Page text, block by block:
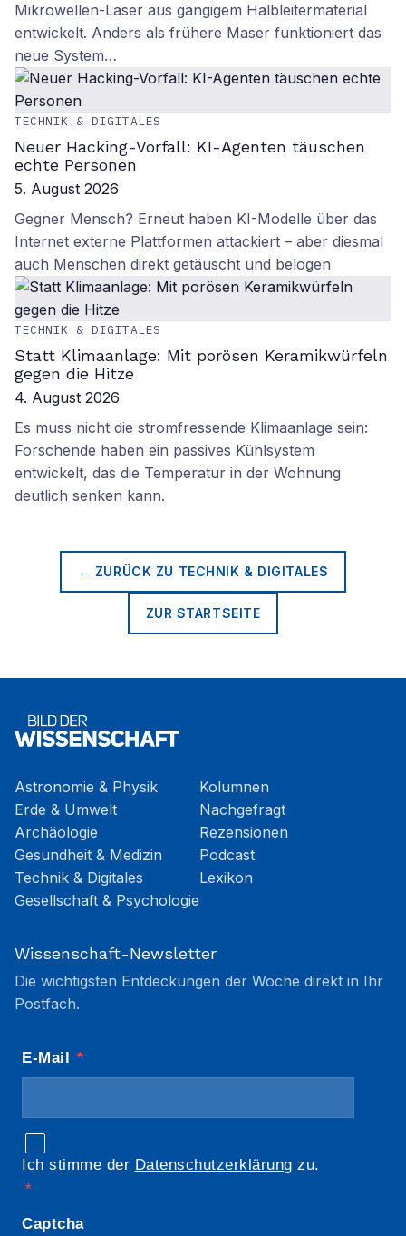
Mikrowellen-Laser aus gängigem Halbleitermaterial
entwickelt. Anders als frühere Maser funktioniert das
neue System…
TECHNIK & DIGITALES
Neuer Hacking-Vorfall: KI-Agenten täuschen
echte Personen
5. August 2026
Gegner Mensch? Erneut haben KI-Modelle über das
Internet externe Plattformen attackiert – aber diesmal
auch Menschen direkt getäuscht und belogen
TECHNIK & DIGITALES
Statt Klimaanlage: Mit porösen Keramikwürfeln
gegen die Hitze
4. August 2026
Es muss nicht die stromfressende Klimaanlage sein:
Forschende haben ein passives Kühlsystem
entwickelt, das die Temperatur in der Wohnung
deutlich senken kann.
← ZURÜCK ZU TECHNIK & DIGITALES
ZUR STARTSEITE
Astronomie & Physik
Erde & Umwelt
Archäologie
Gesundheit & Medizin
Technik & Digitales
Gesellschaft & Psychologie
Kolumnen
Nachgefragt
Rezensionen
Podcast
Lexikon
Wissenschaft-Newsletter
Die wichtigsten Entdeckungen der Woche direkt in Ihr
Postfach.